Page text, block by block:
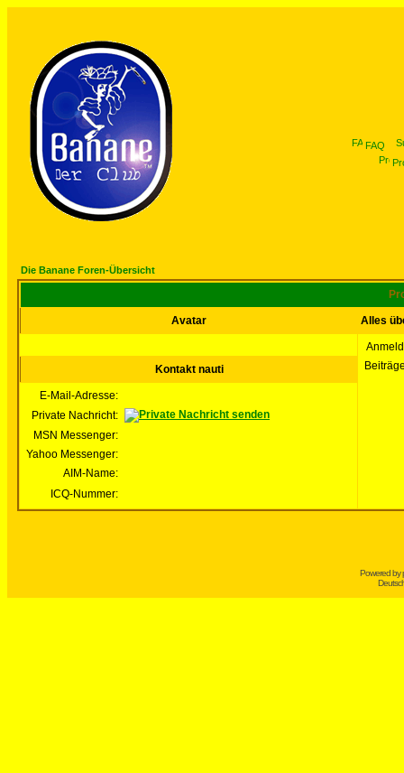
FAQ
Die Banane Foren-Übersicht
Avatar Alles
Kontakt nauti
E-Mail-Adresse:
Private Nachricht:
MSN Messenger:
Yahoo Messenger:
AIM-Name:
ICQ-Nummer:
Powered by